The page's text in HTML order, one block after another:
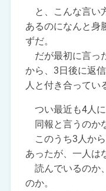
と、こんな言い
あるのになんと身
ずだ。
だが最初に言っ
から、3日後に返
人と付き合ってい
つい最近も4人に
同報と言うのか
このうち3人か
あったが、一人は
読んでいるのか
のか。